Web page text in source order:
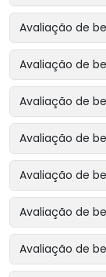
Avaliação de
Avaliação de
Avaliação de
Avaliação de
Avaliação de
Avaliação de
Avaliação de